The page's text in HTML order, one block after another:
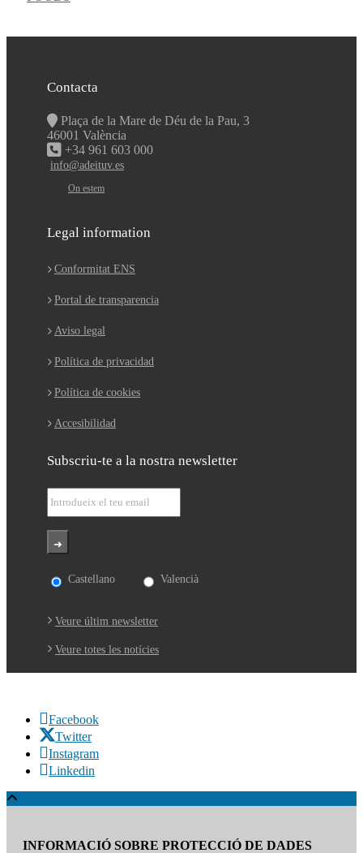
Contacta
Plaça de la Mare de Déu de la Pau, 3
46001 València
+34 961 603 000
info@adeituv.es
On estem
Legal information
Conformitat ENS
Portal de transparencia
Aviso legal
Política de privacidad
Política de cookies
Accesibilidad
Subscriu-te a la nostra newsletter
Castellano Valencià
Veure últim newsletter
Veure totes les notícies
Facebook
Twitter
Instagram
Linkedin
INFORMACIÓ SOBRE PROTECCIÓ DE DADES